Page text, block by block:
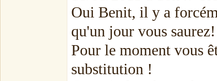
Oui Benit, il y a
qu'un jour vous saurez!
Pour le moment vous
substitution !